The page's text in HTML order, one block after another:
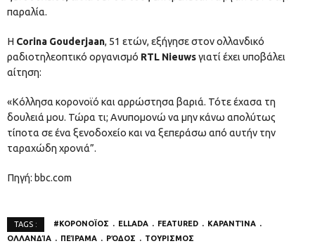
παραλία.
Η Corina Gouderjaan, 51 ετών, εξήγησε στον ολλανδικό
ραδιοτηλεοπτικό οργανισμό RTL Nieuwsγιατί έχει υποβάλει
αίτηση:
«Κόλλησα κορονοϊό και αρρώστησα βαριά. Τότε έχασα τη
δουλειά μου. Τώρα τι; Ανυπομονώ να μην κάνω απολύτως
τίποτα σε ένα ξενοδοχείο και να ξεπεράσω από αυτήν την
ταραχώδη χρονιά”.
Πηγή: bbc.com
TAGS : #ΚΟΡΟΝΟΪΟΣ ELLADA FEATURED
ΚΑΡΑΝΤΊΝΑ
ΟΛΛΑΝΔΊΑ
ΠΕΊΡΑΜΑ ΡΌΔΟΣ ΤΟΥΡΙΣΜΟΣ